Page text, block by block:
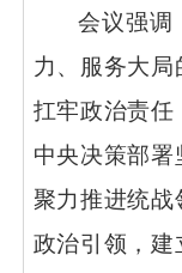
会议强调
力、服务大
扛牢政治责任
中央决策部署
聚力推进统战
政治引领，建